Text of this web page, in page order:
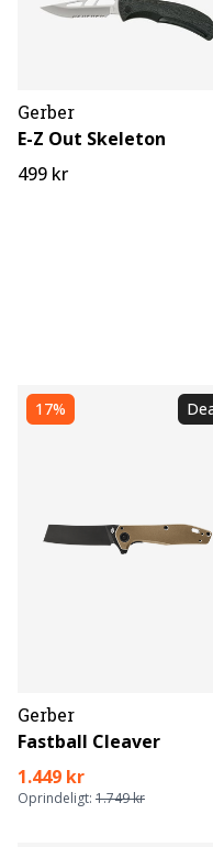
Gerber
E-Z Out Skeleton
499 kr
17%
Gerber
Fastball Cleaver
1.449 kr
Oprindeligt: 1.749 kr